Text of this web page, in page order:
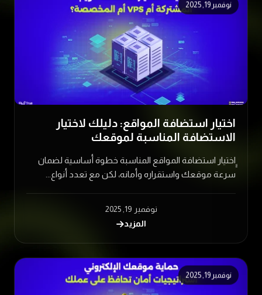
نوفمبر 19, 2025
اختيار استضافة المواقع: دليلك لاختيار
الاستضافة المناسبة لموقعك
ٍٍاختيار استضافة المواقع المناسبة خطوة أساسية لضمان
سرعة موقعك واستقراره وأمانه، لكن مع تعدد أنواع...
نوفمبر 19, 2025
المزيد
نوفمبر 19, 2025